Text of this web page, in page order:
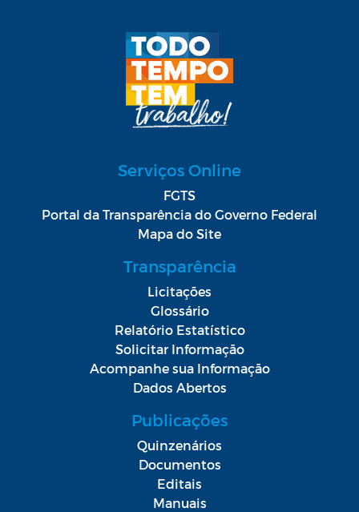
Serviços Online
FGTS
Portal da Transparência do Governo Federal
Mapa do Site
Transparência
Licitações
Glossário
Relatório Estatístico
Solicitar Informação
Acompanhe sua Informação
Dados Abertos
Publicações
Quinzenários
Documentos
Editais
Manuais